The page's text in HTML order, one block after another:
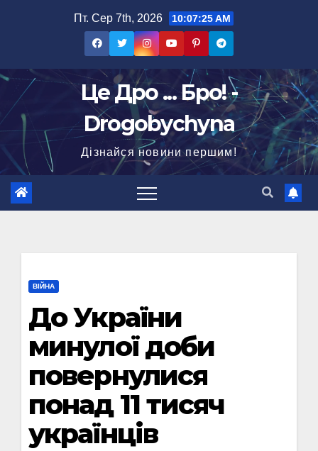
Пт. Сер 7th, 2026 10:07:26 AM
Це Дро ... Бро! -
Drogobychyna
Дізнайся новини першим!
ВІЙНА
До України
минулої доби
повернулися
понад 11 тисяч
українців